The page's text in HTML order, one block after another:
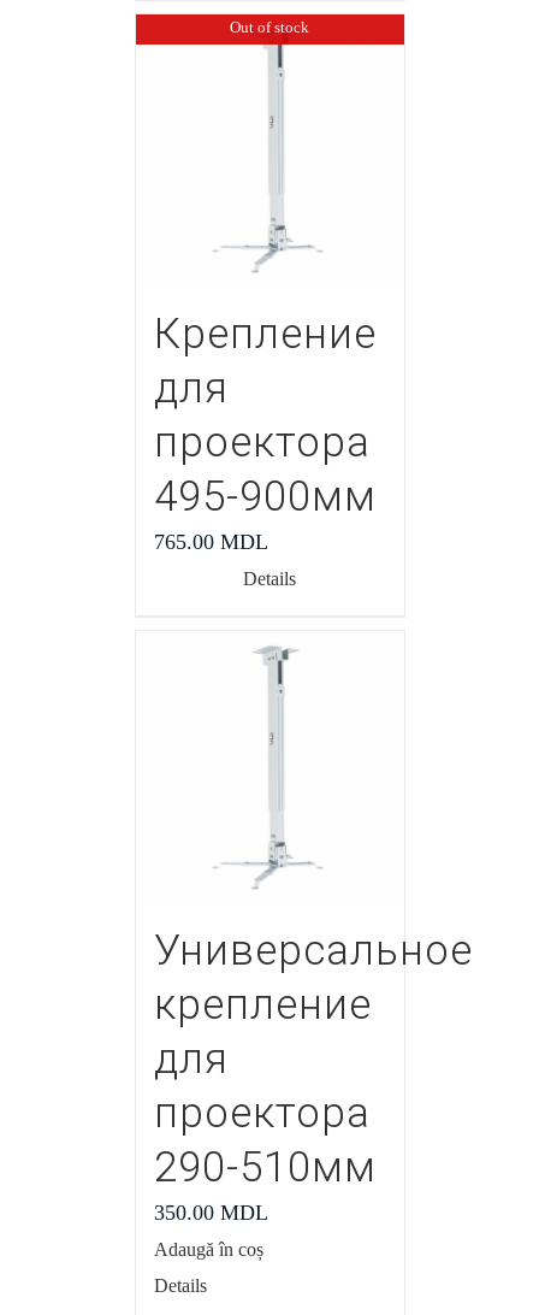
Out of stock
Крепление
для
проектора
495-900мм
765.00 MDL
Details
Универсальное
крепление
для
проектора
290-510мм
350.00 MDL
Adaugă în coș
Details